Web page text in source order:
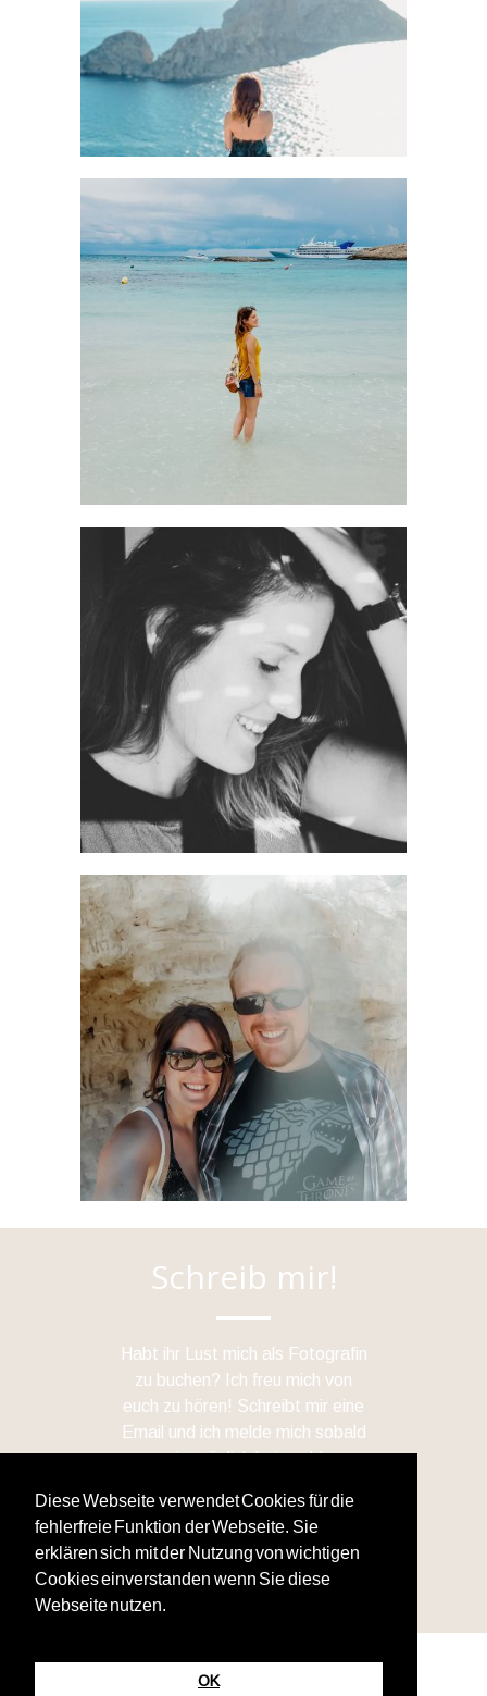
Diese Webseite verwendet Cookies für die
fehlerfreie Funktion der Webseite. Sie
erklären sich mit der Nutzung von wichtigen
Cookies einverstanden wenn Sie diese
Webseite nutzen.
OK
Schreib mir!
Habt ihr Lust mich als Fotografin
zu buchen? Ich freu mich von
euch zu hören! Schreibt mir eine
Email und ich melde mich sobald
wie möglich bei euch!
photography@stefanie-fink.de
Impressum